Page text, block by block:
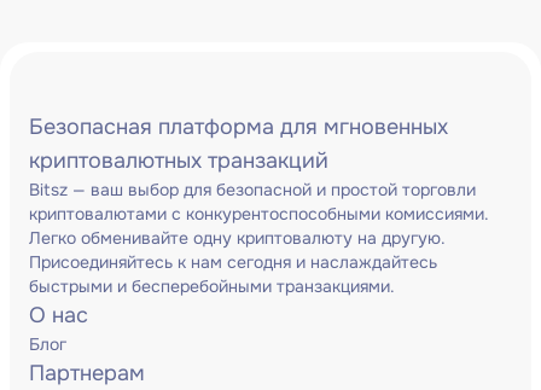
Безопасная платформа для мгновенных
криптовалютных транзакций
Bitsz — ваш выбор для безопасной и простой торговли
криптовалютами с конкурентоспособными комиссиями.
Легко обменивайте одну криптовалюту на другую.
Присоединяйтесь к нам сегодня и наслаждайтесь
быстрыми и бесперебойными транзакциями.
О нас
Блог
Партнерам